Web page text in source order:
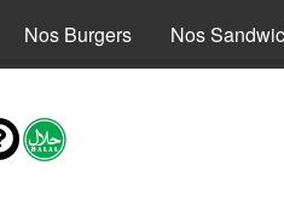
Nos Burgers Nos